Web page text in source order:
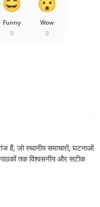
Funny
0
Wow
0
हैं, जो स्थानीय समाचारों, घटनाओं
तक विश्वसनीय और सटीक